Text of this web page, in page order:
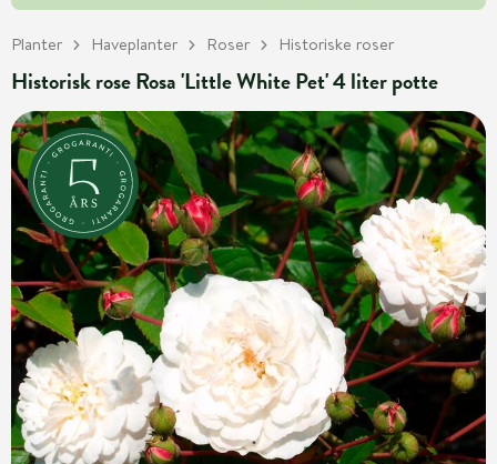
Planter Haveplanter Roser Historiske roser
Historisk rose Rosa 'Little White Pet' 4 liter potte